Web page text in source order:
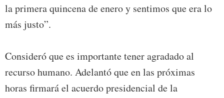
la primera quincena de enero y sentimos que era lo
más justo”.
Consideró que es importante tener agradado al
recurso humano. Adelantó que en las próximas
horas firmará el acuerdo presidencial de la